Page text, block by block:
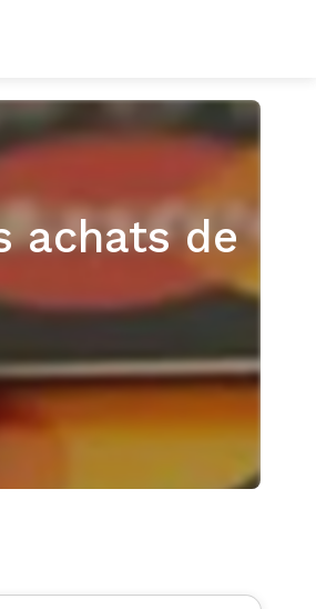
achats de